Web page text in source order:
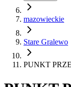
mazowieckie
Stare Gralewo
PUNKT